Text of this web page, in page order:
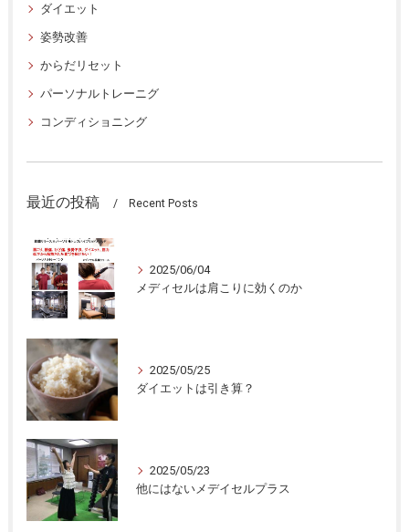
ダイエット
姿勢改善
からだリセット
パーソナルトレーニグ
コンディショニング
最近の投稿 Recent Posts
2025/06/04
メディセルは肩こりに効くのか
2025/05/25
ダイエットは引き算？
2025/05/23
他にはないメデイセルプラス